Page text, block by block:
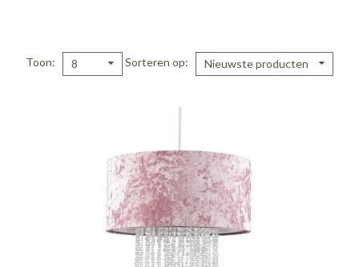
Toon 8 Sorteren op Nieuwste producten